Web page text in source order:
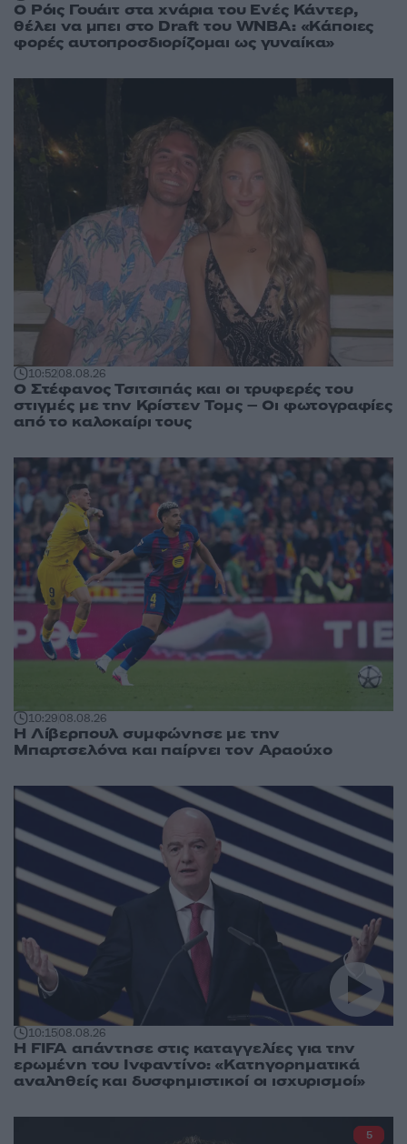
Ο Ρόις Γουάιτ στα χνάρια του Ενές Κάντερ,
θέλει να μπει στο Draft του WNBA: «Κάποιες
φορές αυτοπροσδιορίζομαι ως γυναίκα»
10:5208.08.26
Ο Στέφανος Τσιτσιπάς και οι τρυφερές του
στιγμές με την Κρίστεν Τομς – Οι φωτογραφίες
από το καλοκαίρι τους
10:2908.08.26
Η Λίβερπουλ συμφώνησε με την
Μπαρτσελόνα και παίρνει τον Αραούχο
10:1508.08.26
Η FIFA απάντησε στις καταγγελίες για την
ερωμένη του Ινφαντίνο: «Κατηγορηματικά
αναληθείς και δυσφημιστικοί οι ισχυρισμοί»
5